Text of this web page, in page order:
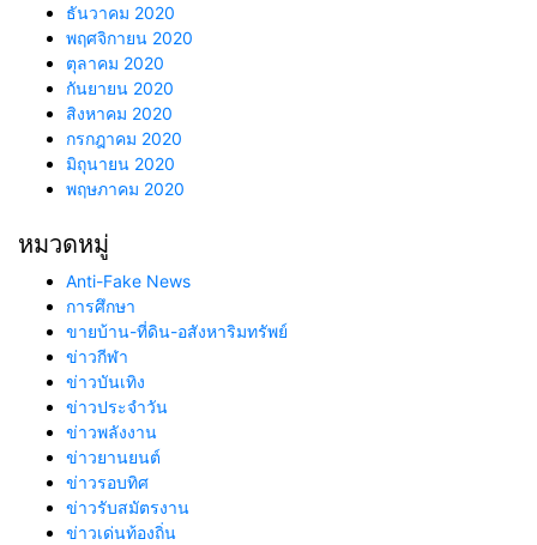
ธันวาคม 2020
พฤศจิกายน 2020
ตุลาคม 2020
กันยายน 2020
สิงหาคม 2020
กรกฎาคม 2020
มิถุนายน 2020
พฤษภาคม 2020
หมวดหมู่
Anti-Fake News
การศึกษา
ขายบ้าน-ที่ดิน-อสังหาริมทรัพย์
ข่าวกีฬา
ข่าวบันเทิง
ข่าวประจำวัน
ข่าวพลังงาน
ข่าวยานยนต์
ข่าวรอบทิศ
ข่าวรับสมัตรงาน
ข่าวเด่นท้องถิ่น